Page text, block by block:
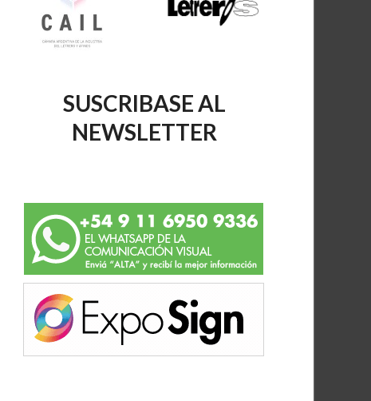
SUSCRIBASE AL
NEWSLETTER